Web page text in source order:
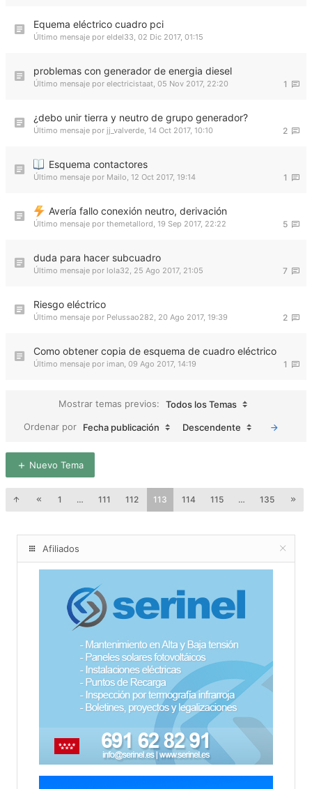
Equema eléctrico cuadro pci
Último mensaje por eldel33, 02 Dic 2017, 01:15
problemas con generador de energia diesel
1
Último mensaje por electricistaat, 05 Nov 2017, 22:20
¿debo unir tierra y neutro de grupo generador?
2
Último mensaje por jj_valverde, 14 Oct 2017, 10:10
Esquema contactores
1
Último mensaje por Mailo, 12 Oct 2017, 19:14
Avería fallo conexión neutro, derivación
5
Último mensaje por themetallord, 19 Sep 2017, 22:22
duda para hacer subcuadro
7
Último mensaje por lola32, 25 Ago 2017, 21:05
Riesgo eléctrico
2
Último mensaje por Pelussao282, 20 Ago 2017, 19:39
Como obtener copia de esquema de cuadro eléctrico
1
Último mensaje por iman, 09 Ago 2017, 14:19
Mostrar temas previos:
Todos los Temas
Ordenar por
Fecha publicación Descendente
Nuevo Tema
1 … 111 112 113 114 115 … 135
Afiliados